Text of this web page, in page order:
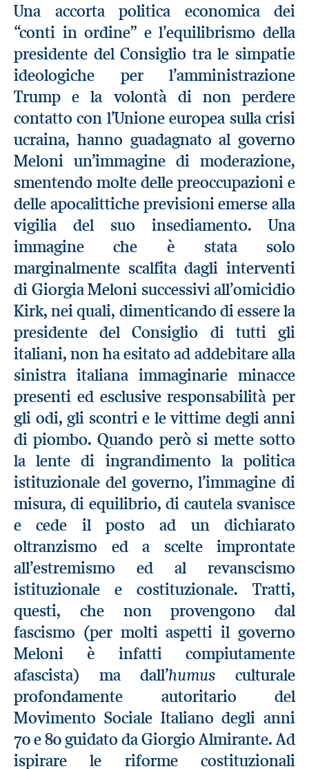
Una accorta politica economica dei
“conti in ordine” e l’equilibrismo della
presidente del Consiglio tra le simpatie
ideologiche per l’amministrazione
Trump e la volontà di non perdere
contatto con l’Unione europea sulla crisi
ucraina, hanno guadagnato al governo
Meloni un’immagine di moderazione,
smentendo molte delle preoccupazioni e
delle apocalittiche previsioni emerse alla
vigilia del suo insediamento. Una
immagine che è stata solo
marginalmente scalfita dagli interventi
di Giorgia Meloni successivi all’omicidio
Kirk, nei quali, dimenticando di essere la
presidente del Consiglio di tutti gli
italiani, non ha esitato ad addebitare alla
sinistra italiana immaginarie minacce
presenti ed esclusive responsabilità per
gli odi, gli scontri e le vittime degli anni
di piombo. Quando però si mette sotto
la lente di ingrandimento la politica
istituzionale del governo, l’immagine di
misura, di equilibrio, di cautela svanisce
e cede il posto ad un dichiarato
oltranzismo ed a scelte improntate
all’estremismo ed al revanscismo
istituzionale e costituzionale. Tratti,
questi, che non provengono dal
fascismo (per molti aspetti il governo
Meloni è infatti compiutamente
afascista) ma dall’humus culturale
profondamente autoritario del
Movimento Sociale Italiano degli anni
70 e 80 guidato da Giorgio Almirante. Ad
ispirare le riforme costituzionali